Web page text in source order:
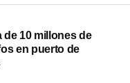
de 10 millones de
en puerto de